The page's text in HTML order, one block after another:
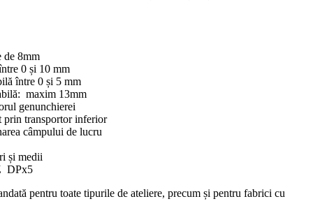
de 8mm
0 și 10 mm
între 0 și 5 mm
maxim 13mm
genunchierei
prin transportor inferior
câmpului de lucru
și medii
DPx5
pentru toate tipurile de ateliere, precum și pentru fabrici cu